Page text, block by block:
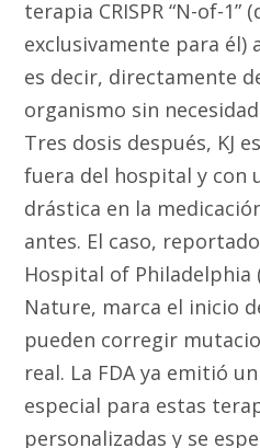
terapia CRISPR “N-of-1”
exclusivamente para él)
es decir, directamente
organismo sin
Tres dosis después, KJ
fuera del hospital y con
drástica en la
antes. El caso,
Hospital of Philadelphia
Nature, marca el inicio
pueden corregir
real. La FDA ya emitió
especial para estas
personalizadas y se